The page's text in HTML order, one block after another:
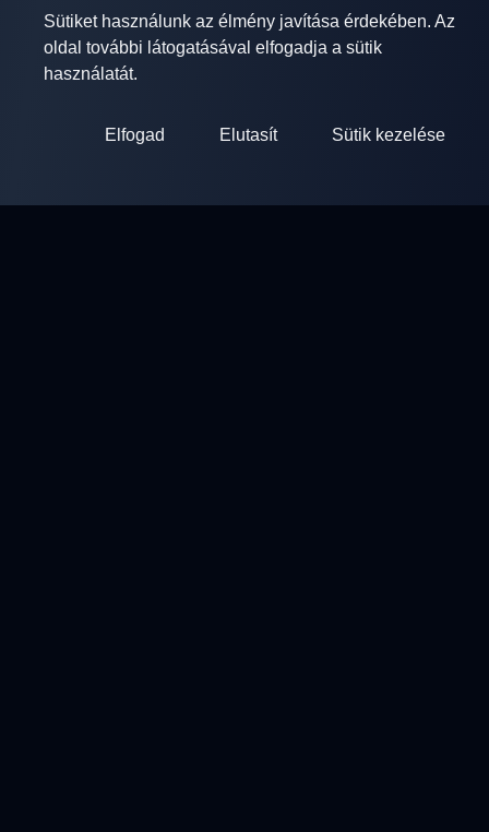
Sütiket használunk az élmény javítása érdekében. Az
oldal további látogatásával elfogadja a sütik
használatát.
Elfogad Elutasít Sütik kezelése